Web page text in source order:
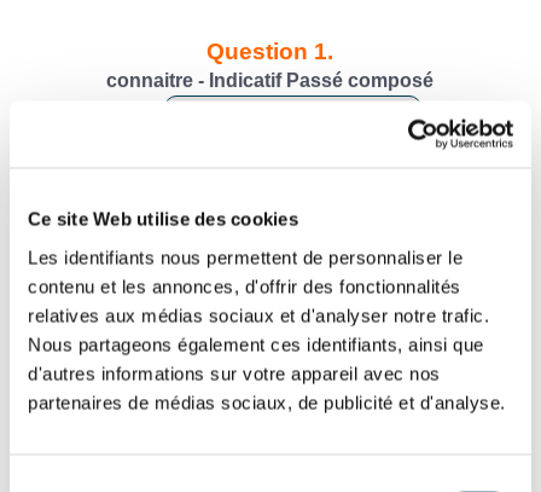
Ce site Web utilise des cookies
Les identifiants nous permettent de personnaliser le
contenu et les annonces, d'offrir des fonctionnalités
relatives aux médias sociaux et d'analyser notre trafic.
Nous partageons également ces identifiants, ainsi que
d'autres informations sur votre appareil avec nos
partenaires de médias sociaux, de publicité et d'analyse.
Question 1.
connaitre - Indicatif Passé composé
ils
Question 3.
connaitre - Indicatif Imparfait
il
Question 4.